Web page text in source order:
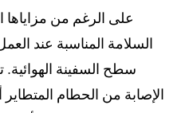
على الرغم من مزاياها
السلامة المناسبة عند
سطح السفينة الهوائية.
الإصابة من الحطام المتطاير